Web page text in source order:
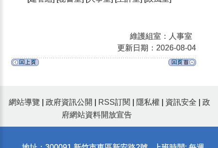
維護組室：人事室
更新日期：2026-08-04
網站導覽 政府資訊公開 RSS訂閱 隱私權 資訊安全
政
府網站資料開放宣告